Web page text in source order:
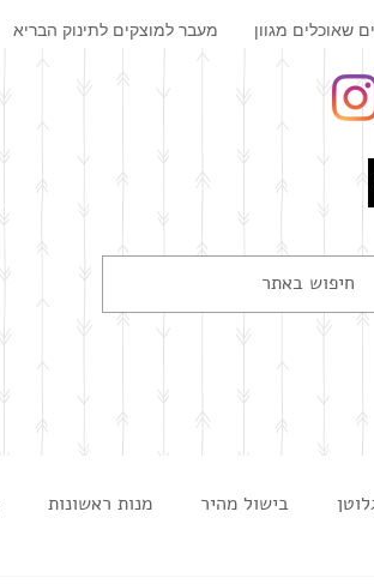
שאוכלים מגוון מעבר למוצקים לתינוק הבריא
בישול מהיר מנות ראשונות